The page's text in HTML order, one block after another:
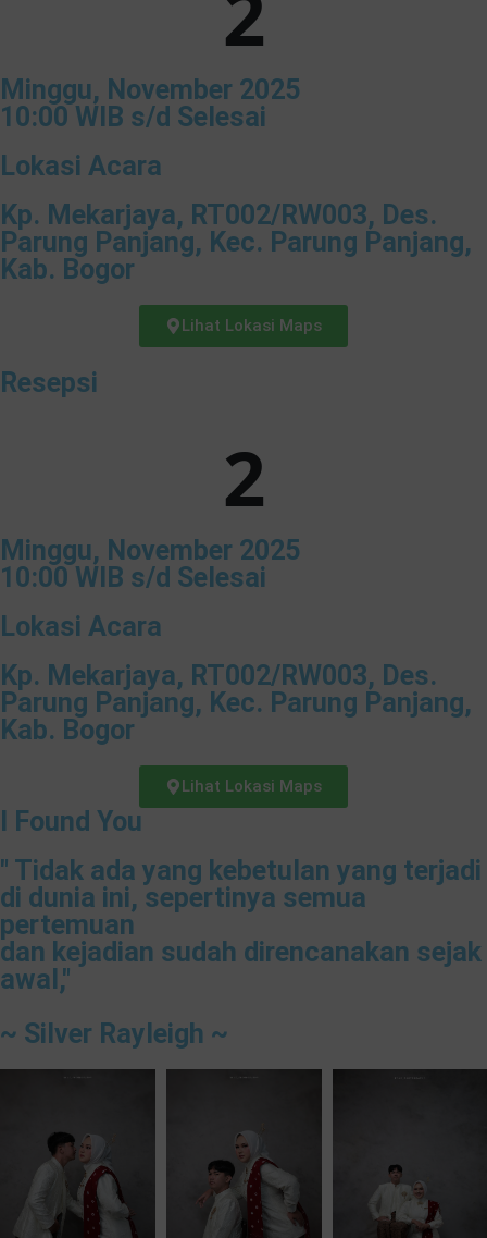
Minggu, November 2025
10:00 WIB s/d Selesai
Lokasi Acara
Kp. Mekarjaya, RT002/RW003, Des.
Parung Panjang, Kec. Parung Panjang,
Kab. Bogor
Lihat Lokasi Maps
Resepsi
2
Minggu, November 2025
10:00 WIB s/d Selesai
Lokasi Acara
Kp. Mekarjaya, RT002/RW003, Des.
Parung Panjang, Kec. Parung Panjang,
Kab. Bogor
Lihat Lokasi Maps
I Found You
" Tidak ada yang kebetulan yang terjadi
di dunia ini, sepertinya semua
pertemuan
dan kejadian sudah direncanakan sejak
awal,"
~ Silver Rayleigh ~